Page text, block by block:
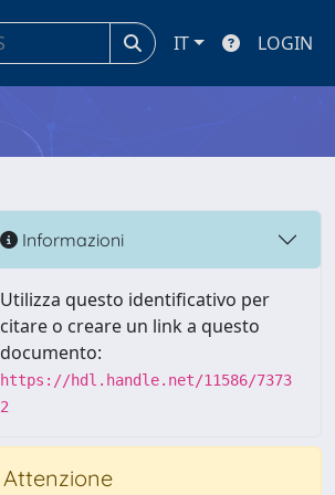
IT LOGIN
Informazioni
Utilizza questo identificativo per
citare o creare un link a questo
documento:
https://hdl.handle.net/11586/7373
2
Attenzione